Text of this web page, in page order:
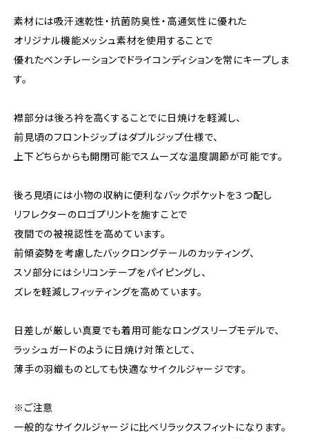
素材には吸汗速乾性・抗菌防臭性・高通気性に優れた
オリジナル機能メッシュ素材を使用することで
優れたベンチレーションでドライコンディションを常にキープしま
す。
襟部分は後ろ衿を高くすることでに日焼けを軽減し、
前見頃のフロントジップはダブルジップ仕様で、
上下どちらからも開閉可能でスムーズな温度調節が可能です。
後ろ見頃には小物の収納に便利なバックポケットを３つ配し
リフレクターのロゴプリントを施すことで
夜間での被視認性を高めています。
前傾姿勢を考慮したバックロングテールのカッティング、
スソ部分にはシリコンテープをパイピングし、
ズレを軽減しフィッティングを高めています。
日差しが厳しい真夏でも着用可能なロングスリーブモデルで、
ラッシュガードのように日焼け対策として、
薄手の羽織ものとしても快適なサイクルジャージです。
※ご注意
一般的なサイクルジャージに比べリラックスフィットになります。